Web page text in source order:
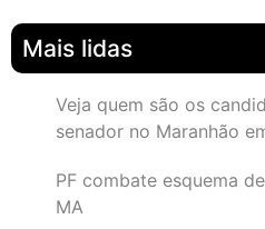
Mais lidas
Veja quem são os
senador no Maranhão
PF combate esquema
MA